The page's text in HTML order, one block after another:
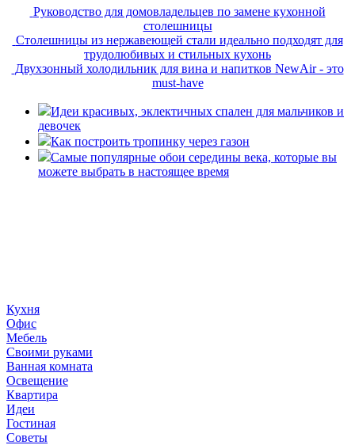
Руководство для домовладельцев по замене кухонной
столешницы
Столешницы из нержавеющей стали идеально подходят для
трудолюбивых и стильных кухонь
Двухзонный холодильник для вина и напитков NewAir - это
must-have
Идеи красивых, эклектичных спален для мальчиков и
девочек
Как построить тропинку через газон
Самые популярные обои середины века, которые вы
можете выбрать в настоящее время
Кухня
Офис
Мебель
Своими руками
Ванная комната
Освещение
Квартира
Идеи
Гостиная
Советы